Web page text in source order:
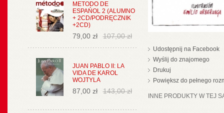
METODO DE
ESPAŃOL 2 (ALUMNO
+ 2CD/PODRĘCZNIK
+2CD)
79,00 zł 107,00 zł
JUAN PABLO II: LA
VIDA DE KAROL
WOJTYLA
87,00 zł 143,00 zł
Udostępnij na Facebook
Wyślij do znajomego
Drukuj
Powiększ do pełnego
INNE PRODUKTY W TEJ